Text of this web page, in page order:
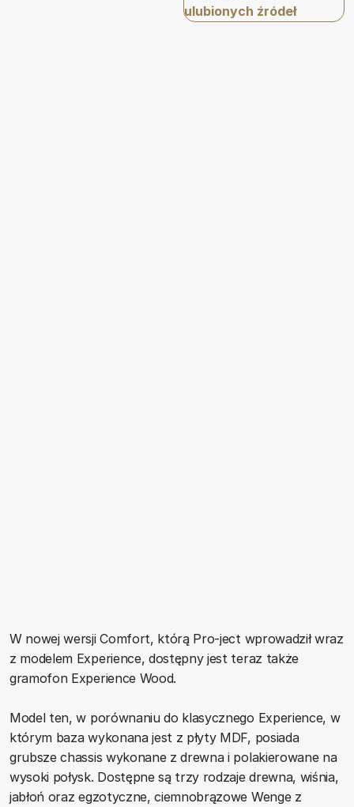
ulubionych źródeł
W nowej wersji Comfort, którą Pro-ject wprowadził wraz
z modelem Experience, dostępny jest teraz także
gramofon Experience Wood.
Model ten, w porównaniu do klasycznego Experience, w
którym baza wykonana jest z płyty MDF, posiada
grubsze chassis wykonane z drewna i polakierowane na
wysoki połysk. Dostępne są trzy rodzaje drewna, wiśnia,
jabłoń oraz egzotyczne, ciemnobrązowe Wenge z